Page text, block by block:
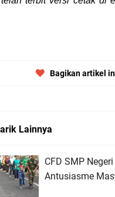
Bagikan artikel
Lainnya
CFD SMP
Antusiasme